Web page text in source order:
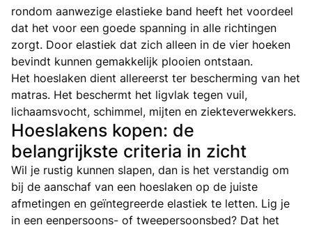
rondom aanwezige elastieke band heeft het voordeel
dat het voor een goede spanning in alle richtingen
zorgt. Door elastiek dat zich alleen in de vier hoeken
bevindt kunnen gemakkelijk plooien ontstaan.
Het hoeslaken dient allereerst ter bescherming van het
matras. Het beschermt het ligvlak tegen vuil,
lichaamsvocht, schimmel, mijten en ziekteverwekkers.
Hoeslakens kopen: de
belangrijkste criteria in zicht
Wil je rustig kunnen slapen, dan is het verstandig om
bij de aanschaf van een hoeslaken op de juiste
afmetingen en geïntegreerde elastiek te letten. Lig je
in een eenpersoons- of tweepersoonsbed? Dat het